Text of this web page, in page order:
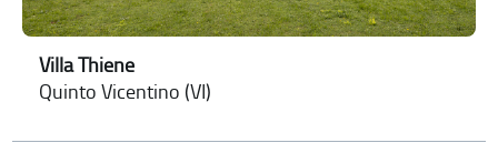
Villa Thiene
Quinto Vicentino (VI)